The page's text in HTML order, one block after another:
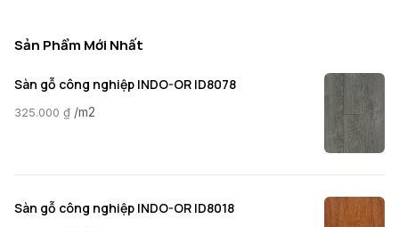
Sản Phẩm Mới Nhất
Sàn gỗ công nghiệp INDO-OR ID8078
325.000 ₫ /m2
Sàn gỗ công nghiệp INDO-OR ID8018